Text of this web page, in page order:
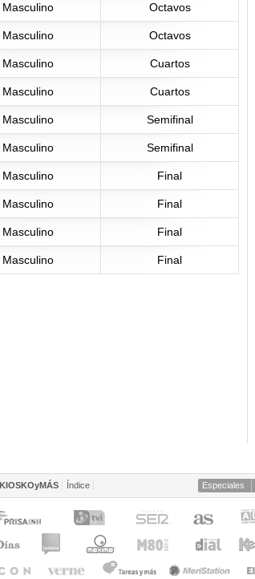
Masculino Octavos
Masculino Octavos
Masculino Cuartos
Masculino Cuartos
Masculino Semifinal
Masculino Semifinal
Masculino Final
Masculino Final
Masculino Final
Masculino Final
Especiales
KIOSKOyMÁS Índice